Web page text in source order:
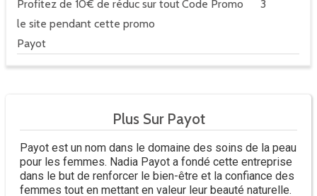
Profitez de 10€ de réduc sur tout
le site pendant cette promo
Payot
Code Promo 3
Plus Sur Payot
Payot est un nom dans le domaine des soins de la peau
pour les femmes. Nadia Payot a fondé cette entreprise
dans le but de renforcer le bien-être et la confiance des
femmes tout en mettant en valeur leur beauté naturelle.